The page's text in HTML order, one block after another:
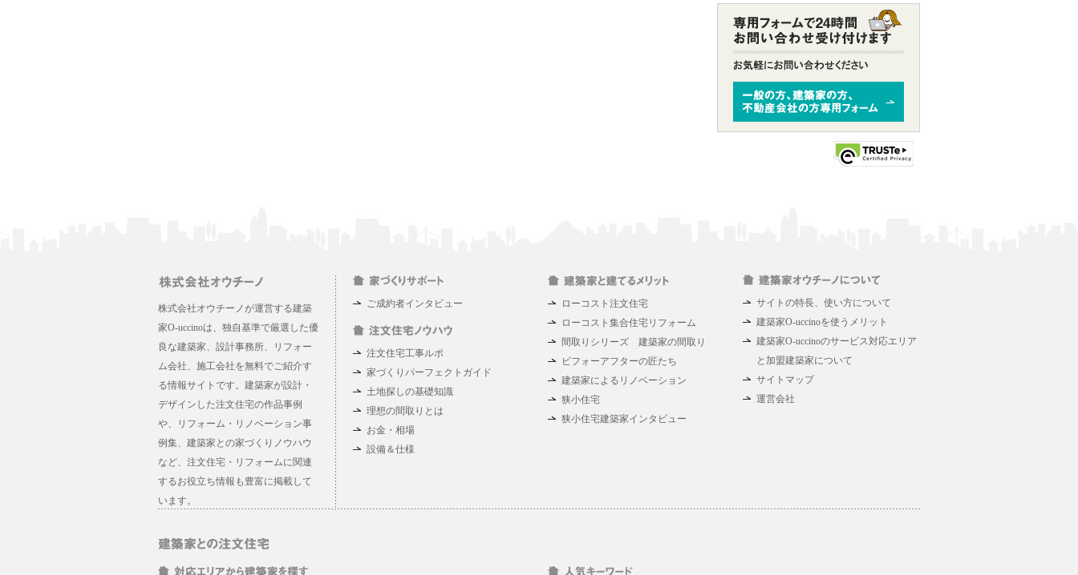
株式会社オウチーノが運営する建築
家O-uccinoは、独自基準で厳選した優
良な建築家、設計事務所、リフォー
ム会社、施工会社を無料でご紹介す
る情報サイトです。建築家が設計・
デザインした注文住宅の作品事例
や、リフォーム・リノベーション事
例集、建築家との家づくりノウハウ
など、注文住宅・リフォームに関連
するお役立ち情報も豊富に掲載して
います。
ご成約者インタビュー
注文住宅工事ルポ
家づくりパーフェクトガイド
土地探しの基礎知識
理想の間取りとは
お金・相場
設備＆仕様
ローコスト注文住宅
ローコスト集合住宅リフォーム
間取りシリーズ 建築家の間取り
ビフォーアフターの匠たち
建築家によるリノベーション
狭小住宅
狭小住宅建築家インタビュー
サイトの特長、使い方について
建築家O-uccinoを使うメリット
建築家O-uccinoのサービス対応エリア
と加盟建築家について
サイトマップ
運営会社